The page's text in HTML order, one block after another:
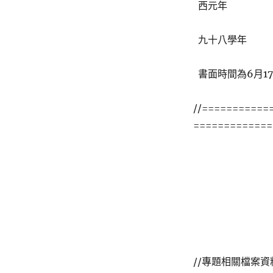
西元年
九十八學年
書面時間為6月17
//
//專題相關檔案資